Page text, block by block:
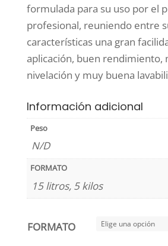
formulada para su uso por el
profesional, reuniendo entre
características una gran
aplicación, buen rendimiento,
nivelación y muy buena
Información adicional
Peso
N/D
FORMATO
15 litros, 5 kilos
FORMATO